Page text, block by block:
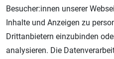
Besucher:innen unserer
Inhalte und Anzeigen zu
Drittanbietern einzubinden
analysieren. Die